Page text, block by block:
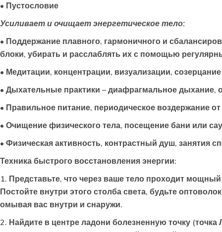
• Пустословие
Усиливает и очищает энергетическое тело:
• Поддержание плавного, гармоничного и
блоки, убирать и расслаблять их с помощью
• Медитации, концентрации, визуализации, созерцание
• Дыхательные практики – диафрагмальное дыхание,
• Правильное питание, периодическое воздержание
• Очищение физического тела, посещение бани или
• Физическая активность, контрастный душ, занятия
Техника быстрого восстановления энергии:
1. Представьте, что через ваше тело проходит
Постойте внутри этого столба света, будьте
омывая вас внутри и снаружи.
2. Найдите в центре ладони болезненную точку